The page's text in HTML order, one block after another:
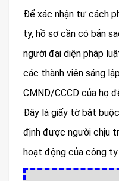
Để xác nhận tư cách
ty, hồ sơ cần có bản
người đại diện pháp
các thành viên sáng
CMND/CCCD của họ
Đây là giấy tờ bắt
định được người chịu
hoạt động của công ty.